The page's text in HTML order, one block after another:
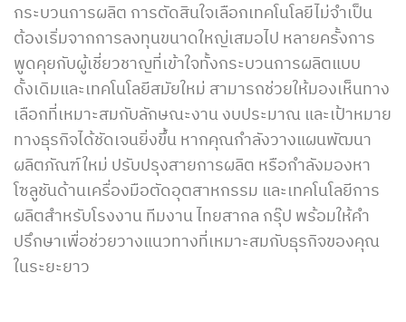
กระบวนการผลิต การตัดสินใจเลือกเทคโนโลยีไม่จำเป็น
ต้องเริ่มจากการลงทุนขนาดใหญ่เสมอไป หลายครั้งการ
พูดคุยกับผู้เชี่ยวชาญที่เข้าใจทั้งกระบวนการผลิตแบบ
ดั้งเดิมและเทคโนโลยีสมัยใหม่ สามารถช่วยให้มองเห็นทาง
เลือกที่เหมาะสมกับลักษณะงาน งบประมาณ และเป้าหมาย
ทางธุรกิจได้ชัดเจนยิ่งขึ้น หากคุณกำลังวางแผนพัฒนา
ผลิตภัณฑ์ใหม่ ปรับปรุงสายการผลิต หรือกำลังมองหา
โซลูชันด้านเครื่องมือตัดอุตสาหกรรม และเทคโนโลยีการ
ผลิตสำหรับโรงงาน ทีมงาน ไทยสากล กรุ๊ป พร้อมให้คำ
ปรึกษาเพื่อช่วยวางแนวทางที่เหมาะสมกับธุรกิจของคุณ
ในระยะยาว